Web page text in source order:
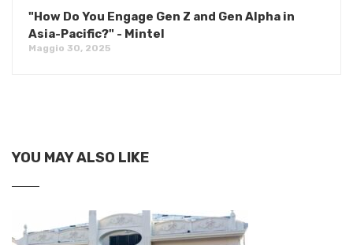
"How Do You Engage Gen Z and Gen Alpha in
Asia-Pacific?" - Mintel
Maggio 30, 2025
YOU MAY ALSO LIKE